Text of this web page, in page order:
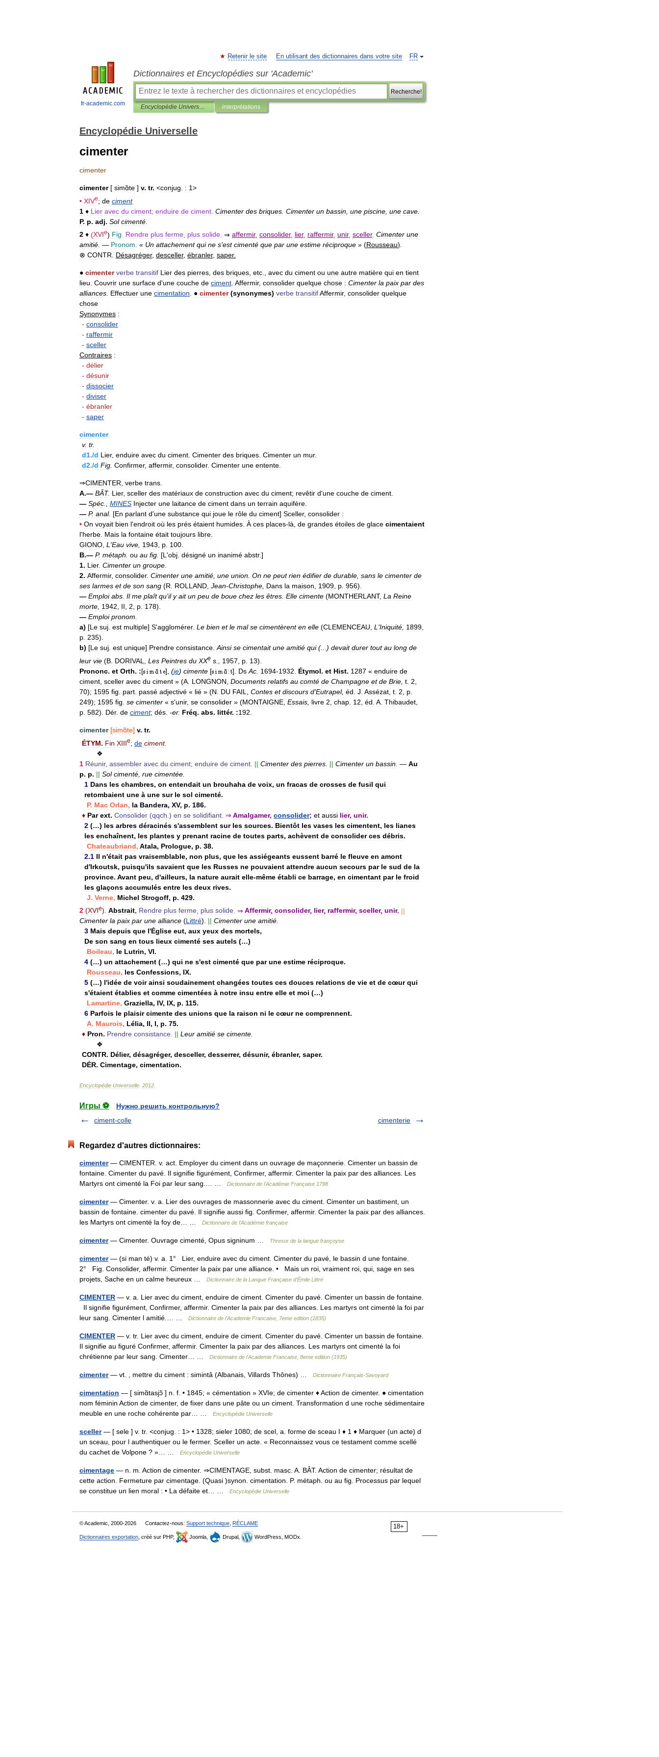
fr-academic.com
FR
Retenir le site En utilisant des dictionnaires dans votre site
Dictionnaires et Encyclopédies sur 'Academic'
Recherche!
Encyclopédie Universelle interprétations
Encyclopédie Universelle
cimenter
cimenter
cimenter[ simɑ̃te ] v. tr. <conjug : 1>
• XIVe; de ciment
1 ♦ Lier avec du ciment; enduire de ciment Cimenter des briques Cimenter un bassin une piscine une cave
P. p. adj. Sol cimenté
2 ♦ (XVIe) Fig Rendre plus ferme plus solide ⇒ affermir, consolider, lier, raffermir, unir, sceller. Cimenter une
amitié. — Pronom. « Un attachement qui ne s'est cimenté que par une estime réciproque » (Rousseau).
⊗ CONTR. Désagréger, desceller, ébranler, saper.
● cimenter verbe transitif Lier des pierres, des briques, etc., avec du ciment ou une autre matière qui en tient
lieu. Couvrir une surface d'une couche de ciment. Affermir, consolider quelque chose : Cimenter la paix par des
alliances. Effectuer une cimentation. ● cimenter(synonymes) verbe transitifAffermir, consolider quelque
chose
Synonymes :
- consolider
- raffermir
- sceller
Contraires :
- délier
- désunir
- dissocier
- diviser
- ébranler
- saper
cimenter
v. tr.
d1./d Lier, enduire avec du ciment. Cimenter des briques. Cimenter un mur.
d2./d Fig. Confirmer, affermir, consolider. Cimenter une entente.
⇒CIMENTER, verbe trans.
A.— BÂT. Lier, sceller des matériaux de construction avec du ciment; revêtir d'une couche de ciment.
— Spéc., MINES Injecter une laitance de ciment dans un terrain aquifère.
— P. anal. [En parlant d'une substance qui joue le rôle du ciment] Sceller, consolider :
• On voyait bien l'endroit où les prés étaient humides. À ces places-là, de grandes étoiles de glace cimentaient
l'herbe. Mais la fontaine était toujours libre.
GIONO, L'Eau vive, 1943, p. 100.
B.— P. métaph. ou au fig. [L'obj. désigné un inanimé abstr.]
1. Lier. Cimenter un groupe.
2. Affermir, consolider. Cimenter une amitié, une union. On ne peut rien édifier de durable, sans le cimenter de
ses larmes et de son sang (R. ROLLAND, Jean-Christophe, Dans la maison, 1909, p. 956).
— Emploi abs. Il me plaît qu'il y ait un peu de boue chez les êtres. Elle cimente (MONTHERLANT, La Reine
morte, 1942, II, 2, p. 178).
— Emploi pronom.
a) [Le suj. est multiple] S'agglomérer. Le bien et le mal se cimentèrent en elle (CLEMENCEAU, L'Iniquité, 1899,
p. 235).
b) [Le suj. est unique] Prendre consistance.Ainsi se cimentait une amitié qui(...) devait durer tout au long de
leur vie (B DORIVAL Les Peintres du XXe s 1957 p 13).
Prononc. et Orth. :[ ], (je) cimente [ ]. Ds Ac 1694-1932 Étymol. et Hist. 1287 « enduire de
ciment sceller avec du ciment » (A LONGNON Documents relatifs au comté de Champagne et de Brie t 2
70); 1595 fig part passé adjectivé « lié » (N DU FAIL Contes et discours d'Eutrapel, éd J Assézat t 2 p
249); 1595 fig se cimenter « s'unir, se consolider » (MONTAIGNE Essais livre 2 chap 12 éd A Thibaudet
p 582). Dér. de ciment; dés -er. Fréq. abs. littér. :192
cimenter [simɑ̃te] v. tr.
ÉTYM. Fin XIIIe; de ciment.
❖
1 Réunir, assembler avec du ciment; enduire de ciment || Cimenter des pierres || Cimenter un bassin — Au
p. p. || Sol cimenté rue cimentée
1 Dans les chambres, on entendait un brouhaha de voix, un fracas de crosses de fusil qui
retombaient une à une sur le sol cimenté.
P. Mac Orlan, la Bandera, XV, p. 186.
♦ Par ext. Consolider (qqch .) en se solidifiant ⇒ Amalgamer, consolider; et aussi lier, unir.
2 (…) les arbres déracinés s'assemblent sur les sources. Bientôt les vases les cimentent, les lianes
les enchaînent, les plantes y prenant racine de toutes parts, achèvent de consolider ces débris.
Chateaubriand, Atala, Prologue, p. 38.
2.1 Il n'était pas vraisemblable, non plus, que les assiégeants eussent barré le fleuve en amont
d'Irkoutsk, puisqu'ils savaient que les Russes ne pouvaient attendre aucun secours par le sud de la
province. Avant peu, d'ailleurs, la nature aurait elle-même établi ce barrage, en cimentant par le froid
les glaçons accumulés entre les deux rives.
J. Verne, Michel Strogoff, p. 429.
2 (XVIe). Abstrait. Rendre plus ferme plus solide ⇒ Affermir, consolider, lier, raffermir, sceller, unir. ||
Cimenter la paix par une alliance (Littré). || Cimenter une amitié.
3 Mais depuis que l'Église eut, aux yeux des mortels,
De son sang en tous lieux cimenté ses autels (…)
Boileau, le Lutrin, VI.
4 (…) un attachement (…) qui ne s'est cimenté que par une estime réciproque.
Rousseau, les Confessions, IX.
5 (…) l'idée de voir ainsi soudainement changées toutes ces douces relations de vie et de cœur qui
s'étaient établies et comme cimentées à notre insu entre elle et moi (…)
Lamartine, Graziella, IV, IX, p. 115.
6 Parfois le plaisir cimente des unions que la raison ni le cœur ne comprennent.
A. Maurois, Lélia, II, I, p. 75.
♦ Pron. Prendre consistance. || Leur amitié se cimente.
❖
CONTR. Délier, désagréger, desceller, desserrer, désunir, ébranler, saper.
DÉR. Cimentage, cimentation.
Encyclopédie Universelle 2012
Игры ⚽
Нужно решить контрольную?
ciment-colle
cimenterie
Regardez d'autres dictionnaires:
cimenter— CIMENTER. v. act. Employer du ciment dans un ouvrage de maçonnerie. Cimenter un bassin de
fontaine. Cimenter du pavé. Il signifie figurément, Confirmer, affermir. Cimenter la paix par des alliances. Les
Martyrs ont cimenté la Foi par leur sang.… …
Dictionnaire de l'Académie Française 1798
cimenter— Cimenter. v. a. Lier des ouvrages de massonnerie avec du ciment. Cimenter un bastiment, un
bassin de fontaine. cimenter du pavé. Il signifie aussi fig. Confirmer, affermir. Cimenter la paix par des alliances.
les Martyrs ont cimenté la foy de… …
Dictionnaire de l'Académie française
cimenter— Cimenter. Ouvrage cimenté, Opus signinum … Thresor de la langue françoyse
cimenter— (si man té) v. a. 1° Lier, enduire avec du ciment. Cimenter du pavé, le bassin d une fontaine.
2° Fig. Consolider, affermir. Cimenter la paix par une alliance. • Mais un roi, vraiment roi, qui, sage en ses
projets, Sache en un calme heureux …
Dictionnaire de la Langue Française d'Émile Littré
CIMENTER — v. a. Lier avec du ciment, enduire de ciment. Cimenter du pavé. Cimenter un bassin de fontaine.
Il signifie figurément, Confirmer, affermir. Cimenter la paix par des alliances. Les martyrs ont cimenté la foi par
leur sang. Cimenter l amitié.… …
Dictionnaire de l'Academie Francaise, 7eme edition (1835)
CIMENTER — v. tr. Lier avec du ciment, enduire de ciment. Cimenter du pavé. Cimenter un bassin de fontaine.
Il signifie au figuré Confirmer, affermir. Cimenter la paix par des alliances. Les martyrs ont cimenté la foi
chrétienne par leur sang. Cimenter… …
Dictionnaire de l'Academie Francaise, 8eme edition (1935)
cimenter— vt. , mettre du ciment : simintâ (Albanais, Villards Thônes) … Dictionnaire Français-Savoyard
cimentation — [ simɑ̃tasjɔ̃ ] n. f. • 1845; « cémentation » XVIe; de cimenter ♦ Action de cimenter. ● cimentation
nom féminin Action de cimenter, de fixer dans une pâte ou un ciment. Transformation d une roche sédimentaire
meuble en une roche cohérente par… …
Encyclopédie Universelle
sceller— [ sele ] v. tr. <conjug. : 1> • 1328; sieler 1080; de scel, a. forme de sceau I ♦ 1 ♦ Marquer (un acte) d
un sceau, pour l authentiquer ou le fermer. Sceller un acte. « Reconnaissez vous ce testament comme scellé
du cachet de Volpone ? »… …
Encyclopédie Universelle
cimentage — n. m. Action de cimenter. ⇒CIMENTAGE, subst. masc. A. BÂT. Action de cimenter; résultat de
cette action. Fermeture par cimentage. (Quasi )synon. cimentation. P. métaph. ou au fig. Processus par lequel
se constitue un lien moral : • La défaite et… …
Encyclopédie Universelle
18+
© Academic, 2000-2026 Contactez-nous: Support technique RÉCLAME
Dictionnaires exportation , créé sur PHP, Joomla, Drupal, WordPress, MODx.